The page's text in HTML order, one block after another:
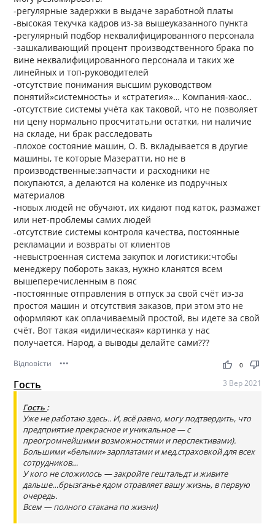
-регулярные задержки в выдаче заработной платы
-высокая текучка кадров из-за вышеуказанного пункта
-регулярный подбор неквалифицированного персонала
-зашкаливающий процент производственного брака по
вине неквалифицированного персонала и таких же
линейных и топ-руководителей
-отсутствие понимания высшим руководством
понятий»системность» и «стратегия»… Компания-хаос..
-отсутствие системы учёта как таковой, что не позволяет
ни цену нормально просчитать,ни остатки, ни наличие
на складе, ни брак расследовать
-плохое состояние машин, О. В. вкладывается в другие
машины, те которые Мазератти, но не в
производственные:запчасти и расходники не
покупаются, а делаются на коленке из подручных
материалов
-новых людей не обучают, их кидают под каток, размажет
или нет-проблемы самих людей
-отсутствие системы контроля качества, постоянные
рекламации и возвраты от клиентов
-невыстроенная система закупок и логистики:чтобы
менеджеру побороть заказ, нужно кланятся всем
вышеперечисленным в пояс
-постоянные отправления в отпуск за свой счёт из-за
простоя машин и отсутствия заказов, при этом это не
оформляют как оплачиваемый простой, вы идете за свой
счёт. Вот такая «идилическая» картинка у нас
получается. Народ, а выводы делайте сами???
Відповісти ••• thumb_up thumb_down
0
Гость 3 Вер 2021
Гость :
Уже не работаю здесь.. И, всё равно, могу подтвердить, что
предприятие прекрасное и уникальное — с
преогромнейшими возможностями и перспективами).
Большими «белыми» зарплатами и мед.страховкой для всех
сотрудников…
У кого не сложилось — закройте гештальдт и живите
дальше…брызганье ядом отравляет вашу жизнь, в первую
очередь.
Всем — полного стакана по жизни)